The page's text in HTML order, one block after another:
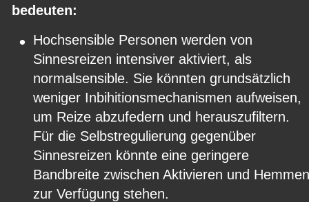
bedeuten:
• Hochsensible Personen werden von
Sinnesreizen intensiver aktiviert, als
normalsensible. Sie könnten grundsätzlich
weniger Inbihitionsmechanismen aufweisen,
um Reize abzufedern und herauszufiltern.
Für die Selbstregulierung gegenüber
Sinnesreizen könnte eine geringere
Bandbreite zwischen Aktivieren und
zur Verfügung stehen.